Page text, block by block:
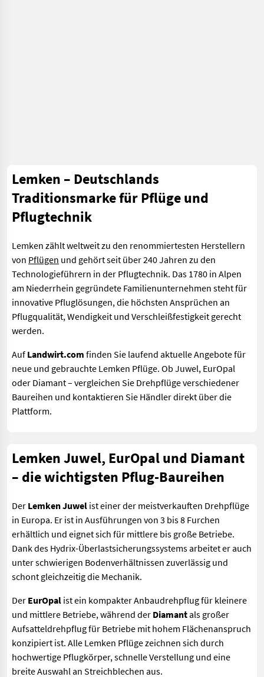
Lemken – Deutschlands
Traditionsmarke für Pflüge und
Pflugtechnik
Lemken zählt weltweit zu den renommiertesten Herstellern
von Pflügen und gehört seit über 240 Jahren zu den
Technologieführern in der Pflugtechnik. Das 1780 in Alpen
am Niederrhein gegründete Familienunternehmen steht für
innovative Pfluglösungen, die höchsten Ansprüchen an
Pflugqualität, Wendigkeit und Verschleißfestigkeit gerecht
werden.
Auf Landwirt.com finden Sie laufend aktuelle Angebote für
neue und gebrauchte Lemken Pflüge. Ob Juwel, EurOpal
oder Diamant – vergleichen Sie Drehpflüge verschiedener
Baureihen und kontaktieren Sie Händler direkt über die
Plattform.
Lemken Juwel, EurOpal und Diamant
– die wichtigsten Pflug-Baureihen
Der Lemken Juwel ist einer der meistverkauften Drehpflüge
in Europa. Er ist in Ausführungen von 3 bis 8 Furchen
erhältlich und eignet sich für mittlere bis große Betriebe.
Dank des Hydrix-Überlastsicherungssystems arbeitet er auch
unter schwierigen Bodenverhältnissen zuverlässig und
schont gleichzeitig die Mechanik.
Der EurOpal ist ein kompakter Anbaudrehpflug für kleinere
und mittlere Betriebe, während der Diamantals großer
Aufsatteldrehpflug für Betriebe mit hohem Flächenanspruch
konzipiert ist. Alle Lemken Pflüge zeichnen sich durch
hochwertige Pflugkörper, schnelle Verstellung und eine
breite Auswahl an Streichblechen aus.